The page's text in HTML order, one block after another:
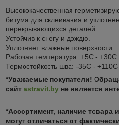
Высококачественная
битума для склеивания и
перекрывающихся деталей.
Устойчив к снегу и дождю.
Уплотняет влажные поверхности.
Рабочая температура: +5С - +30С
Термостойкость шва: -35С - +110С
*Уважаемые покупатели!
сайт astravit.by не является
*Ассортимент, наличие товара
могут отличаться от